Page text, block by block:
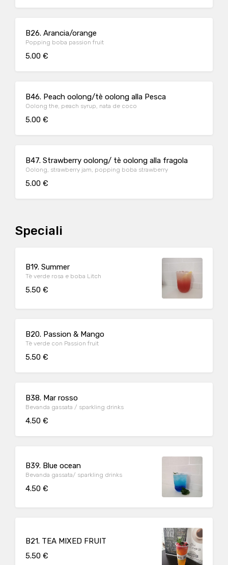
B26. Arancia/orange
Popping boba passion fruit
5.00 €
B46. Peach oolong/tè oolong alla Pesca
Oolong the, peach syrup, nata de coco
5.00 €
B47. Strawberry oolong/ tè oolong alla fragola
Oolong, strawberry jam, popping boba strawberry
5.00 €
Speciali
B19. Summer
Tè verde rosa e boba Litch
5.50 €
B20. Passion & Mango
Tè verde con Passion fruit
5.50 €
B38. Mar rosso
Bevanda gassata / sparkling drinks
4.50 €
B39. Blue ocean
Bevanda gassata/ sparkling drinks
4.50 €
B21. TEA MIXED FRUIT
5.50 €